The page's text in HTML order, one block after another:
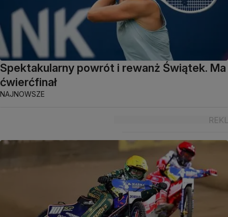
Spektakularny powrót i rewanż Świątek. Ma
ćwierćfinał
NAJNOWSZE